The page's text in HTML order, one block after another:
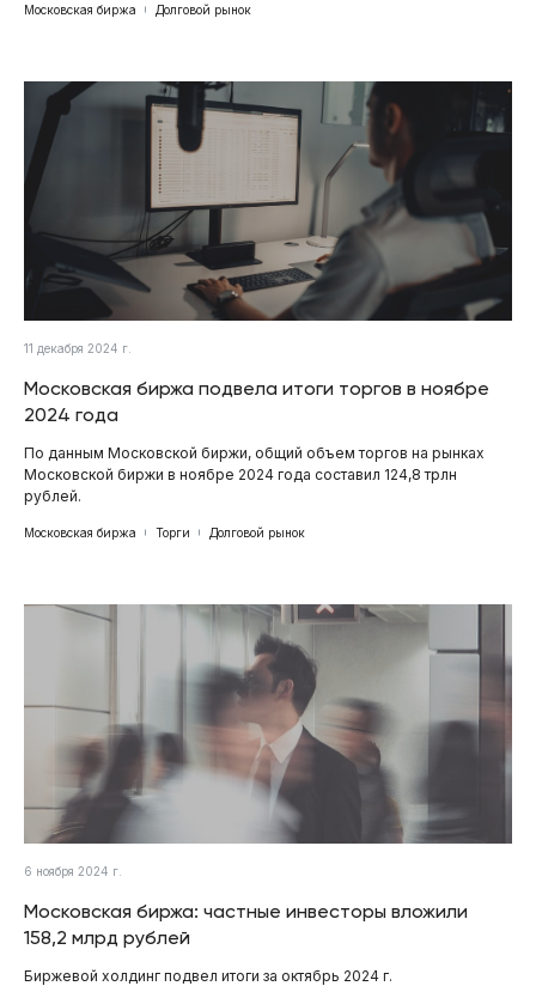
Московская биржа Долговой рынок
11 декабря 2024 г.
Московская биржа подвела итоги торгов в ноябре
2024 года
По данным Московской биржи, общий объем торгов на рынках
Московской биржи в ноябре 2024 года составил 124,8 трлн
рублей.
Московская биржа Торги Долговой рынок
6 ноября 2024 г.
Московская биржа: частные инвесторы вложили
158,2 млрд рублей
Биржевой холдинг подвел итоги за октябрь 2024 г.